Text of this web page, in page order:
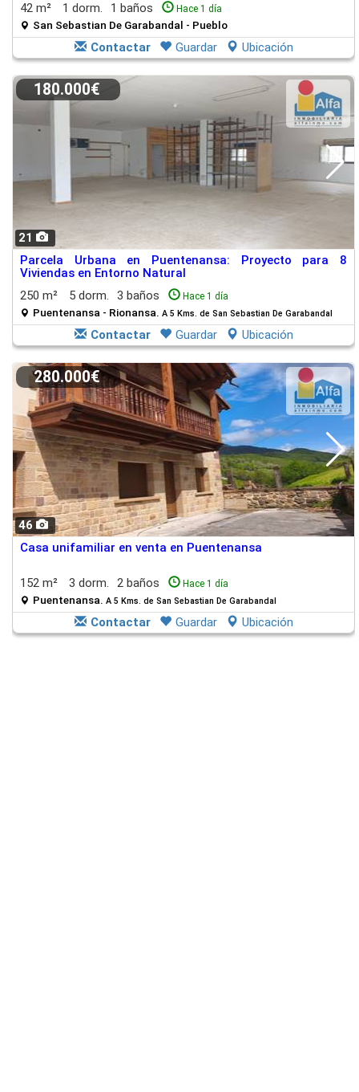
42 m² 1 dorm. 1 baños Hace 1 día
San Sebastian De Garabandal - Pueblo
Contactar Guardar Ubicación
21
180.000€
Parcela Urbana en Puentenansa: Proyecto para 8
Viviendas en Entorno Natural
250 m²
5 dorm. 3 baños Hace 1 día
Puentenansa - Rionansa. A 5 Kms. de San Sebastian De Garabandal
Contactar Guardar Ubicación
46
280.000€
Casa unifamiliar en venta en Puentenansa
152 m² 3 dorm. 2 baños Hace 1 día
Puentenansa. A 5 Kms. de San Sebastian De Garabandal
Contactar Guardar Ubicación